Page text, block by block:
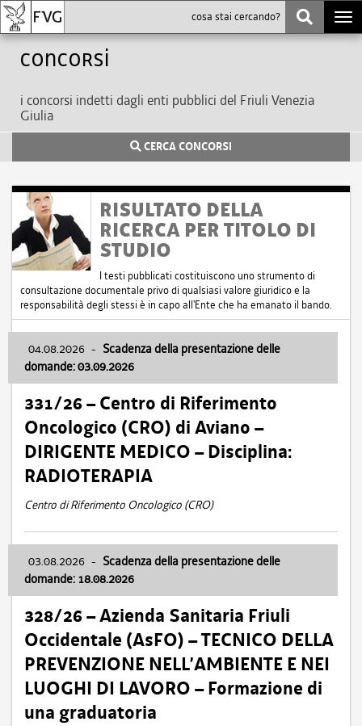
Concorsi
i concorsi indetti dagli enti pubblici del Friuli Venezia
Giulia
CERCA CONCORSI
RISULTATO DELLA
RICERCA PER TITOLO DI
STUDIO
I testi pubblicati costituiscono uno strumento di
consultazione documentale privo di qualsiasi valore giuridico e la
responsabilità degli stessi è in capo all'Ente che ha emanato il bando.
04.08.2026 - Scadenza della presentazione delle
domande: 03.09.2026
331/26 – Centro di Riferimento
Oncologico (CRO) di Aviano –
DIRIGENTE MEDICO – Disciplina:
RADIOTERAPIA
Centro di Riferimento Oncologico (CRO)
03.08.2026 - Scadenza della presentazione delle
domande: 18.08.2026
328/26 – Azienda Sanitaria Friuli
Occidentale (AsFO) – TECNICO DELLA
PREVENZIONE NELL’AMBIENTE E NEI
LUOGHI DI LAVORO – Formazione di
una graduatoria